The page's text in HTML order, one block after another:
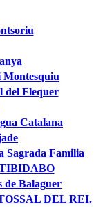
Montesquiu
del Flequer
Catalana
Sagrada Familia
de Balaguer
DEL REI.